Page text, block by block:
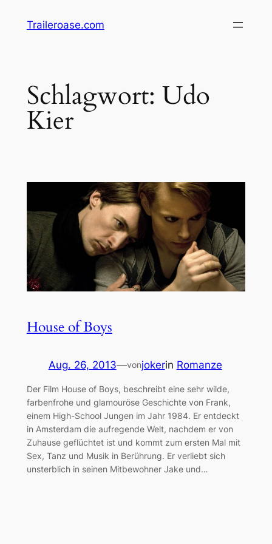
InhaltTraileroase.com
Schlagwort: Udo
Kier
House of Boys
Aug. 26, 2013—vonjokerin Romanze
Der Film House of Boys, beschreibt eine sehr wilde,
farbenfrohe und glamouröse Geschichte von Frank,
einem High-School Jungen im Jahr 1984. Er entdeckt
in Amsterdam die aufregende Welt, nachdem er von
Zuhause geflüchtet ist und kommt zum ersten Mal mit
Sex, Tanz und Musik in Berührung. Er verliebt sich
unsterblich in seinen Mitbewohner Jake und…